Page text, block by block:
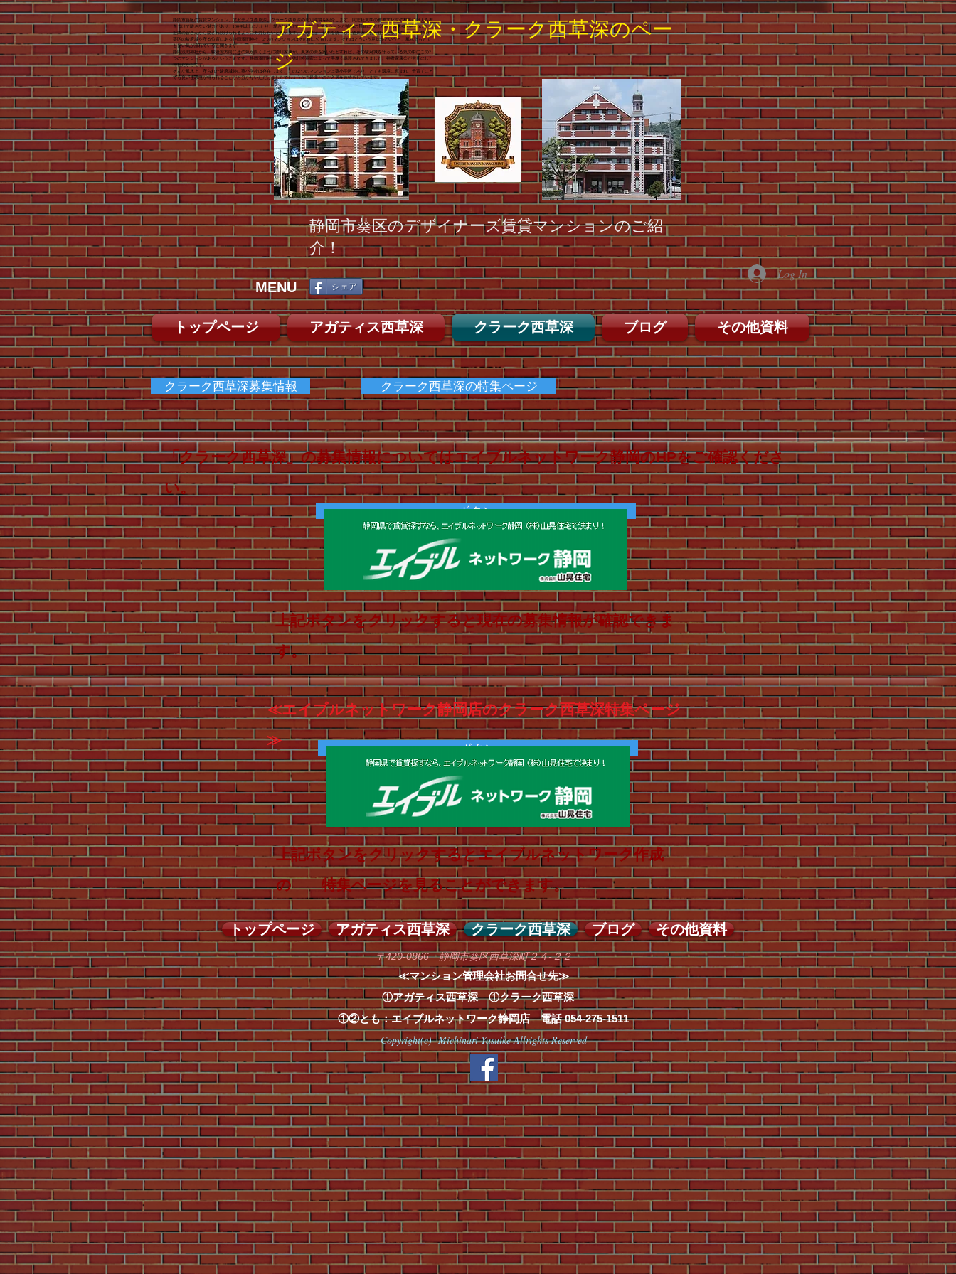
静岡市葵区の賃貸マンション、アガティス西草深、クラーク西草深の周辺環境を紹介します。同志社大学の重要文化財の校舎には人を惹
きつけて離さない魅力があり、100年以上にわたり、愛され続けています。当マンションが地域の景観に溶け込み、入居者の皆さんや、
近隣の皆さんから愛され続けられるように努力したいと思います。住環境は、日本を統一した徳川家康公が住んだ駿府の街、即ち静岡市
葵区の駿府城を守る位置にある静岡浅間神社、2つのマンションはその間に位置します。それはどういう意味かというと、風水上もとて
も良い気が流れていると聞きます。
静岡浅間神社から、駿府城方向にその気が向くように徳川家康が、風水の街を築いたとすれば、その駿府城を守っている気の中にこの2
つのマンションがあるということです。静岡浅間神社は、代々徳川将軍家によって手厚く保護されてきました。神君家康公が大切にした
神社だからです。
​そんな風水上、守られた駿府城跡に葵小学校は存在します。この２つのマンションは葵小学区であり、とても環境に恵まれ、子育てにと
ても良い住環境が得られることがお分かりいただけましたでしょうか？是非とのご入居をお待ちしています。
​アガティス西草深・クラーク西草深のペー
ジ
静岡市葵区のデザイナーズ賃貸マンションのご紹
介！
MENU シェア
Log In
トップページ アガティス西草深 クラーク西草深 ブログ その他資料
クラーク西草深募集情報 クラーク西草深の特集ページ
「クラーク西草深」の募集情報についてはエイブルネットワーク静岡のHPをご確認くださ
い。
ボタン
上記ボタンをクリックすると現在の募集情報が確認できま
す。
ボタン
≪エイブルネットワーク静岡店のクラーク西草深特集ページ
≫
上記ボタンをクリックするとエイブルネットワーク作成
の 特集ページを見ることができます。
〒420-0866 静岡市葵区西草深町２４-２２
Copyright(c) Michinari Yasuike Allrights Reserved
トップページ アガティス西草深 クラーク西草深 ブログ その他資料
①アガティス西草深 ①クラーク西草深
①②とも：エイブルネットワーク静岡店 電話054-275-1511
≪マンション管理会社お問合せ先≫